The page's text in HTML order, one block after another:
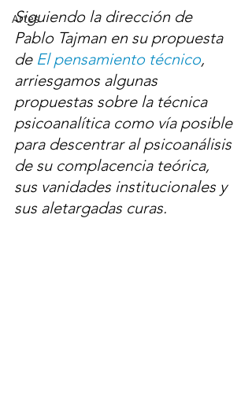
Artes
Siguiendo la dirección de
Pablo Tajman en su propuesta
de El pensamiento técnico,
arriesgamos algunas
propuestas sobre la técnica
psicoanalítica como vía posible
para descentrar al psicoanálisis
de su complacencia teórica,
sus vanidades institucionales y
sus aletargadas curas.